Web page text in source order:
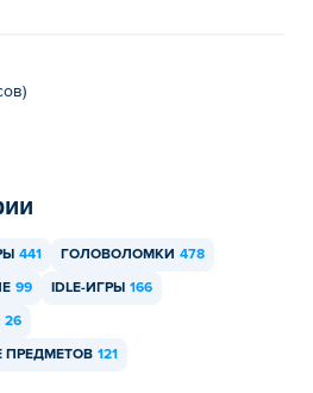
и компьютере?
441 ГОЛОВОЛОМКИ 478
99 IDLE-ИГРЫ 166
26
ПРЕДМЕТОВ 121